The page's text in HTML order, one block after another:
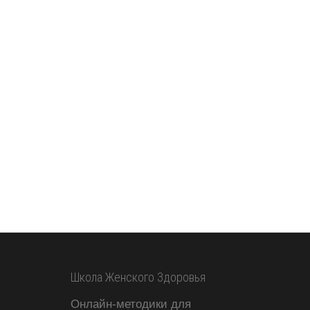
Школа Женского Здоровья
Онлайн-методики для